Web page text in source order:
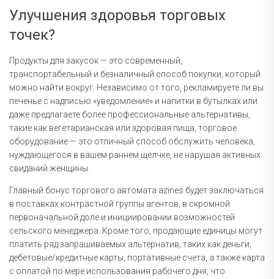
Улучшения здоровья торговых
точек?
Продукты для закусок — это современный,
транспортабельный и безналичный способ покупки, который
можно найти вокруг. Независимо от того, рекламируете ли вы
печенье с надписью «уведомление» и напитки в бутылках или
даже предлагаете более профессиональные альтернативы,
такие как вегетарианская или здоровая пища, торговое
оборудование — это отличный способ обслужить человека,
нуждающегося в вашем раннем щелчке, не нарушая активных
свиданий женщины.
Главный бонус торгового автомата azines будет заключаться
в поставках контрастной группы агентов, в скромной
первоначальной доле и инициировании возможностей
сельского менеджера. Кроме того, продающие единицы могут
платить ряд запрашиваемых альтернатив, таких как деньги,
дебетовые/кредитные карты, портативные счета, а также карта
с оплатой по мере использования рабочего дня, что